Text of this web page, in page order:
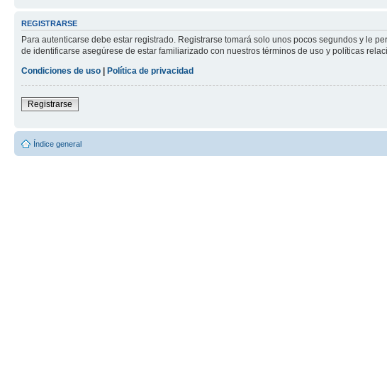
REGISTRARSE
Para autenticarse debe estar registrado. Registrarse tomará solo unos pocos segundos y le
de identificarse asegúrese de estar familiarizado con nuestros términos de uso y políticas
Condiciones de uso
Política de privacidad
Registrarse
Índice general